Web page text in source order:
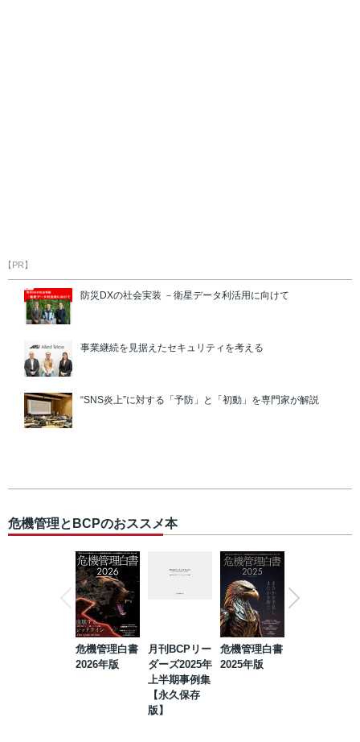
【PR】
防災DXの社会実装 －衛星データ利活用に向けて
事業継続を見据えたセキュリティを考える
“SNS炎上”に対する「予防」と「初動」を専門家が解説
危機管理とBCPのおススメ本
危機管理白書
2026年版
月刊BCPリー
ダーズ2025年
上半期事例集
【永久保存
版】
危機管理白書
2025年版